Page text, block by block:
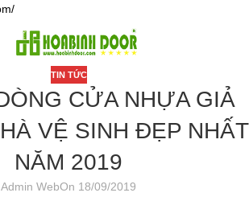
TIN TỨC
CỬA NHỰA GIẢ
VỆ SINH ĐẸP NHẤT
NĂM 2019
Admin WebOn 18/09/2019